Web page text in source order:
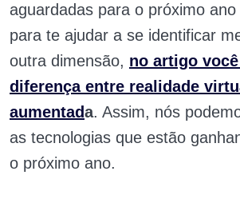
aguardadas para o próximo
para te ajudar a se identificar
outra dimensão, no artigo
diferença entre realidade
aumentada. Assim, nós
as tecnologias que estão
o próximo ano.